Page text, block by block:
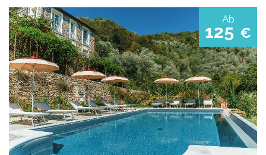
Ab
125 €